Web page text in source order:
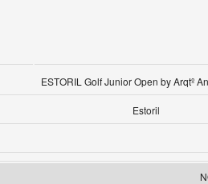
ESTORIL Golf Junior Open by Arqtº
Estoril